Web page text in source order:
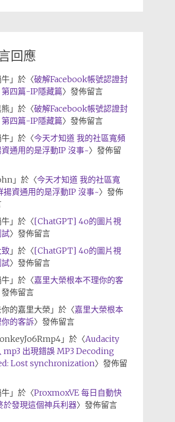
回應
」於〈破解Facebook帳號認證封
四篇-IP隱藏篇〉發佈留言
」於〈破解Facebook帳號認證封
四篇-IP隱藏篇〉發佈留言
」於〈今天才知道 我的社區寬頻
通用的是浮動IP 沒事~〉發佈留
」於〈今天才知道 我的社區寬
揚資通用的是浮動IP 沒事~〉發佈
」於〈[ChatGPT] 4o的圖片視
〉發佈留言
」於〈[ChatGPT] 4o的圖片視
〉發佈留言
」於〈嘉里大榮根本不理你的客
佈留言
的嘉里大榮 」於〈嘉里大榮根本
的客訴〉發佈留言
」於〈Audacity
mp3 出現錯誤 MP3 Decoding
Lost synchronization〉發佈留
」於〈ProxmoxVE 每日自動快
於發現這個神兵利器〉發佈留言